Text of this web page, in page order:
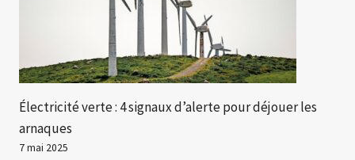
Électricité verte : 4 signaux d’alerte pour déjouer les
arnaques
7 mai 2025